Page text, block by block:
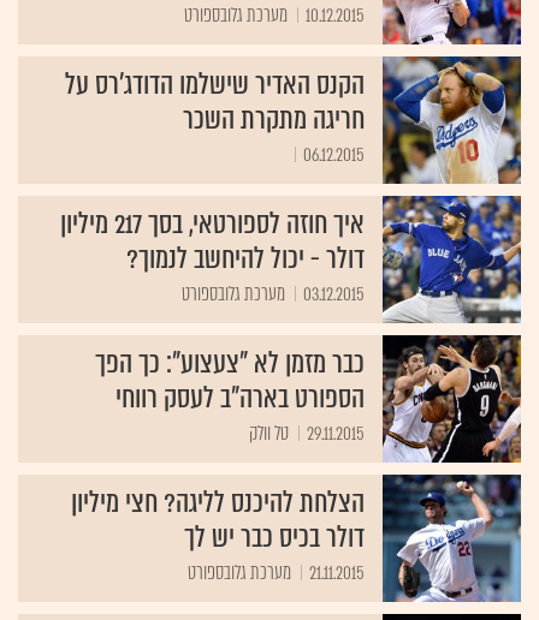
10.12.2015 מערכת גלובספורט
הקנס האדיר שישלמו הדודג'רס על
חריגה מתקרת השכר
06.12.2015
איך חוזה לספורטאי, בסך 217 מיליון
דולר - יכול להיחשב לנמוך?
03.12.2015 מערכת גלובספורט
כבר מזמן לא "צעצוע": כך הפך
הספורט בארה"ב לעסק רווחי
29.11.2015 טל וולק
הצלחת להיכנס לליגה? חצי מיליון
דולר בכיס כבר יש לך
21.11.2015 מערכת גלובספורט